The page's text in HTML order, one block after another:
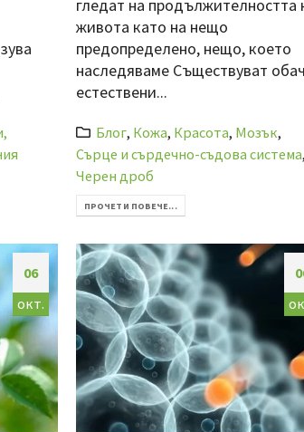
гледат на продължителността
живота като на нещо
предопределено, нещо, което
наследяваме Съществуват
естествени...
Блог, Кожа, Красота, Мозък,
Сърце и сърдечно-съдова система,
Черен дроб
ПРОЧЕТИ ПОВЕЧЕ...
06
окт.